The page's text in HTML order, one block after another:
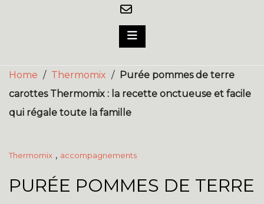
Home / Thermomix /
Purée pommes de terre
carottes Thermomix : la recette onctueuse et facile
qui régale toute la famille
Thermomix , accompagnements
PURÉE POMMES DE TERRE